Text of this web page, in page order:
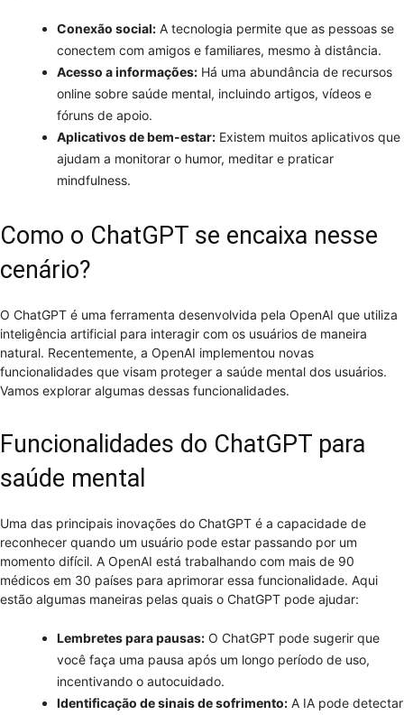
Conexão social: A tecnologia permite que as pessoas se
conectem com amigos e familiares, mesmo à distância.
Acesso a informações: Há uma abundância de recursos
online sobre saúde mental, incluindo artigos, vídeos e
fóruns de apoio.
Aplicativos de bem-estar: Existem muitos aplicativos que
ajudam a monitorar o humor, meditar e praticar
mindfulness.
Como o ChatGPT se encaixa nesse
cenário?
O ChatGPT é uma ferramenta desenvolvida pela OpenAI que utiliza
inteligência artificial para interagir com os usuários de maneira
natural. Recentemente, a OpenAI implementou novas
funcionalidades que visam proteger a saúde mental dos usuários.
Vamos explorar algumas dessas funcionalidades.
Funcionalidades do ChatGPT para
saúde mental
Uma das principais inovações do ChatGPT é a capacidade de
reconhecer quando um usuário pode estar passando por um
momento difícil. A OpenAI está trabalhando com mais de 90
médicos em 30 países para aprimorar essa funcionalidade. Aqui
estão algumas maneiras pelas quais o ChatGPT pode ajudar:
Lembretes para pausas: O ChatGPT pode sugerir que
você faça uma pausa após um longo período de uso,
incentivando o autocuidado.
Identificação de sinais de sofrimento: A IA pode detectar